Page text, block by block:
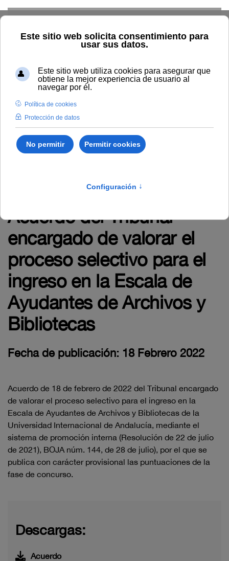
TIC G. Económica RRHH Audiovisuales Comunicación
Control Interno
Acuerdo del Tribunal
encargado de valorar el
proceso selectivo para el
ingreso en la Escala de
Ayudantes de Archivos y
Bibliotecas
Fecha de publicación: 18 Febrero 2022
Acuerdo de 18 de febrero de 2022 del Tribunal encargado
de valorar el proceso selectivo para el ingreso en la
Escala de Ayudantes de Archivos y Bibliotecas de la
Universidad Internacional de Andalucía, mediante el
sistema de promoción interna (Resolución de 22 de julio
de 2021), BOJA núm. 144, de 28 de julio), por el que se
publica con carácter provisional las puntuaciones de la
fase de concurso.
Descargas:
Acuerdo